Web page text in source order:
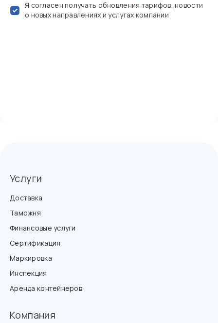
Я согласен получать обновления тарифов, новости
о новых направлениях и услугах компании
Услуги
Доставка
Таможня
Финансовые услуги
Сертификация
Маркировка
Инспекция
Аренда контейнеров
Компания